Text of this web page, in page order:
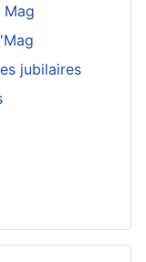
Mag
jubilaires